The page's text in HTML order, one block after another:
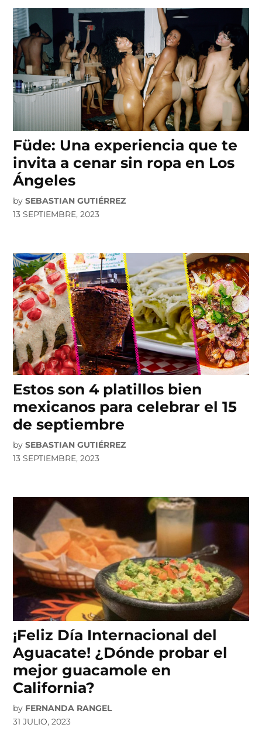
Füde: Una experiencia que te
invita a cenar sin ropa en Los
Ángeles
by SEBASTIAN GUTIÉRREZ
13 SEPTIEMBRE, 2023
Estos son 4 platillos bien
mexicanos para celebrar el 15
de septiembre
by SEBASTIAN GUTIÉRREZ
13 SEPTIEMBRE, 2023
¡Feliz Día Internacional del
Aguacate! ¿Dónde probar el
mejor guacamole en
California?
by FERNANDA RANGEL
31 JULIO, 2023